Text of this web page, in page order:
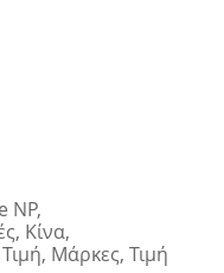
NP,
Κίνα,
Μάρκες, Τιμή